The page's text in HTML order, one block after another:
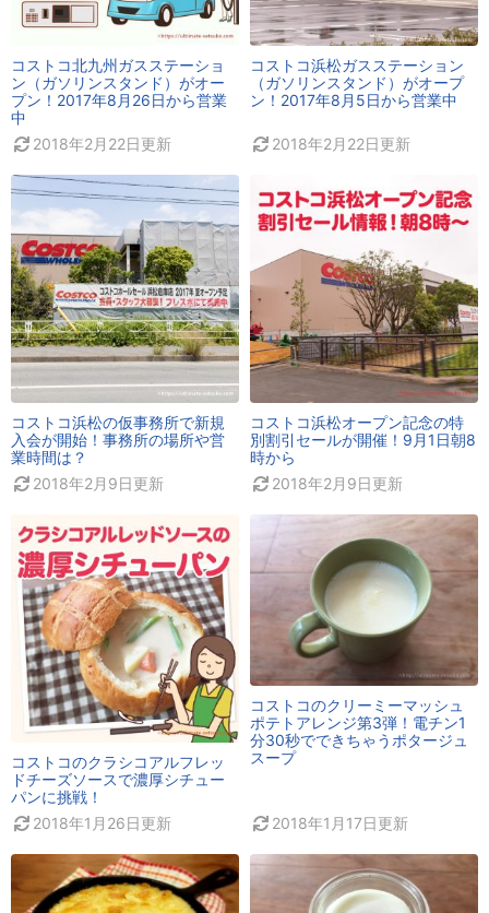
コストコ北九州ガスステーショ
ン（ガソリンスタンド）がオー
プン！2017年8月26日から営業
中
2018年2月22日更新
コストコ浜松ガスステーション
（ガソリンスタンド）がオープ
ン！2017年8月5日から営業中
2018年2月22日更新
コストコ浜松の仮事務所で新規
入会が開始！事務所の場所や営
業時間は？
2018年2月9日更新
コストコ浜松オープン記念の特
別割引セールが開催！9月1日朝8
時から
2018年2月9日更新
コストコのクラシコアルフレッ
ドチーズソースで濃厚シチュー
パンに挑戦！
2018年1月26日更新
コストコのクリーミーマッシュ
ポテトアレンジ第3弾！電チン1
分30秒でできちゃうポタージュ
スープ
2018年1月17日更新